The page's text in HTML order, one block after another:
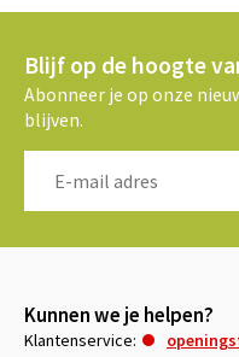
Blijf op de hoogte
Abonneer je op onze
blijven.
Kunnen we je helpen?
Klantenservice: